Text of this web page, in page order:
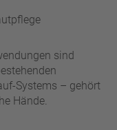
sind
Systems – gehört
Hände.